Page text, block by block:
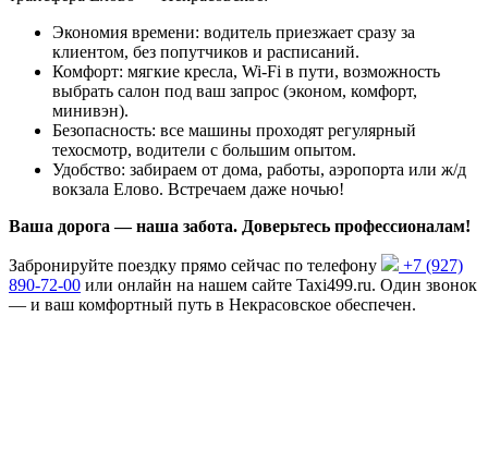
Экономия времени: водитель приезжает сразу за
клиентом, без попутчиков и расписаний.
Комфорт: мягкие кресла, Wi-Fi в пути, возможность
выбрать салон под ваш запрос (эконом, комфорт,
минивэн).
Безопасность: все машины проходят регулярный
техосмотр, водители с большим опытом.
Удобство: забираем от дома, работы, аэропорта или ж/д
вокзала Елово. Встречаем даже ночью!
Ваша дорога — наша забота. Доверьтесь профессионалам!
Забронируйте поездку прямо сейчас по телефону
+7 (927)
890-72-00 или онлайн на нашем сайте Taxi499.ru. Один звонок
— и ваш комфортный путь в Некрасовское обеспечен.